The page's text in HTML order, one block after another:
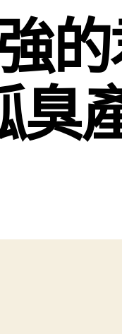
臭